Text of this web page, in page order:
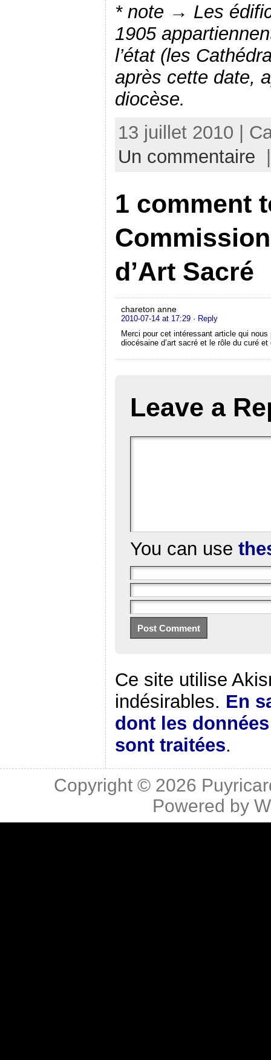
* note → Les
1905
l’état (les
après cette date,
diocèse.
13 juillet 2010 |
Un commentaire
1 comment
d’Art Sacré
chareton anne
2010-07-14 at 17:29 · Reply
Merci pour cet intéressant article qui
diocésaine d’art sacré et le rôle du curé
Leave a
You can use
Ce site utilise
indésirables. En
dont les
sont traitées.
Copyright © 2026
Powered by